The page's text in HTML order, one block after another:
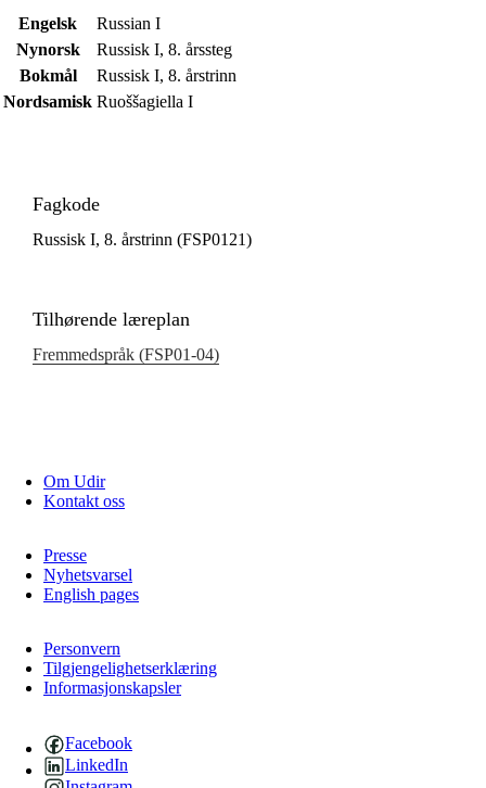
Engelsk
Russian I
Nynorsk
Russisk I, 8. årssteg
Bokmål
Russisk I, 8. årstrinn
Nordsamisk Ruoššagiella I
Fagkode
Russisk I, 8. årstrinn (FSP0121)
Tilhørende læreplan
Fremmedspråk (FSP01‑04)
Om Udir
Kontakt oss
Presse
Nyhetsvarsel
English pages
Personvern
Tilgjengelighetserklæring
Informasjonskapsler
Facebook
LinkedIn